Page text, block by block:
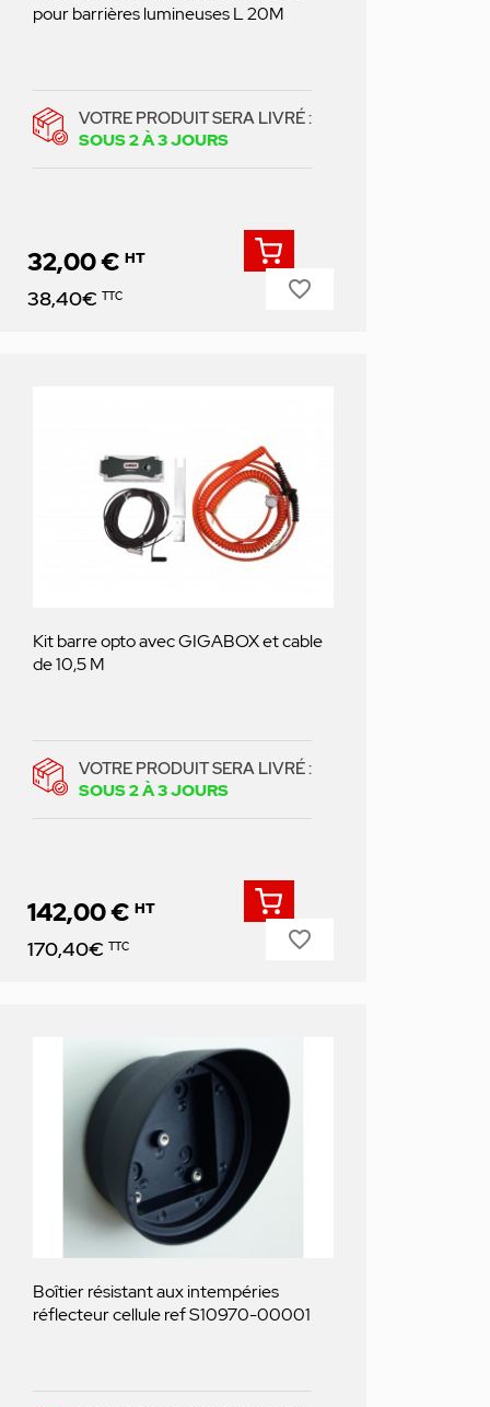
pour barrières lumineuses L 20M
VOTRE PRODUIT SERA LIVRÉ :
SOUS 2 À 3 JOURS
Prix
32,00 € HT
38,40€ TTC favorite_border
Kit barre opto avec GIGABOX et cable
de 10,5 M
VOTRE PRODUIT SERA LIVRÉ :
SOUS 2 À 3 JOURS
Prix
142,00 € HT
170,40€ TTC favorite_border
Boîtier résistant aux intempéries
réflecteur cellule ref S10970-00001